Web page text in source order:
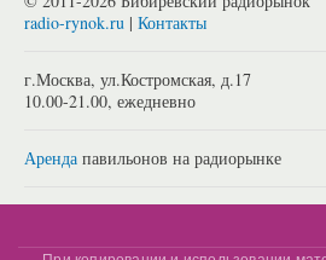
radio-rynok.ru | Контакты
г.Москва, ул.Костромская, д.17
10.00-21.00, ежедневно
Аренда павильонов на радиорынке